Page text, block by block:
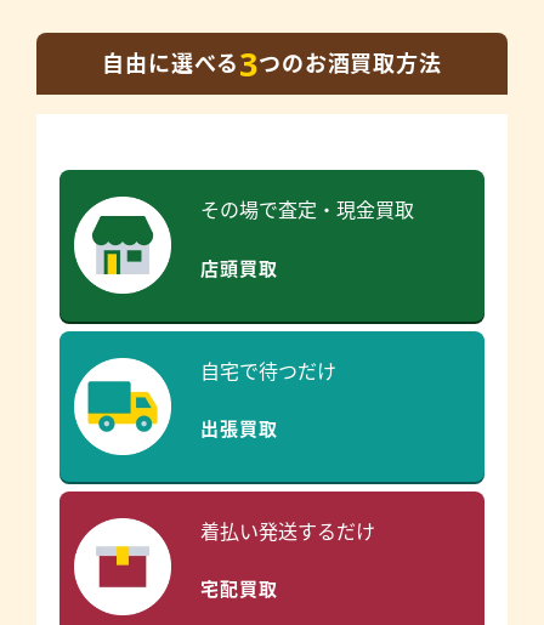
自由に選べる3つのお酒買取方法
その場で査定・現金買取
店頭買取
自宅で待つだけ
出張買取
着払い発送するだけ
宅配買取